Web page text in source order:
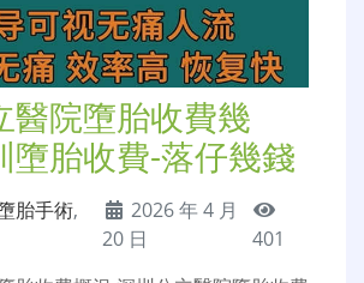
醫院墮胎收費幾
墮胎收費-落仔幾錢
胎手術,
2026 年 4 月
20 日
401